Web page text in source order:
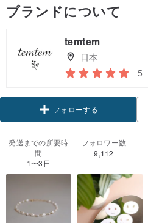
ブランドについて
temtem
日本
5
フォローする
発送までの所要時
間
1〜3日
フォロワー数
9,112